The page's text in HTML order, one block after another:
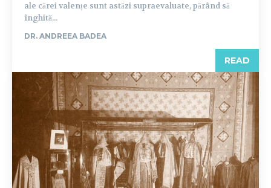
ale cărei valențe sunt astăzi supraevaluate, părând să
înghită...
DR. ANDREEA BADEA
READ